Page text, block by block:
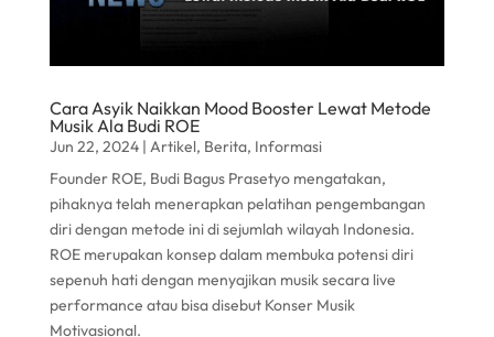
Cara Asyik Naikkan Mood Booster Lewat Metode
Musik Ala Budi ROE
Jun 22, 2024| Artikel, Berita, Informasi
Founder ROE, Budi Bagus Prasetyo mengatakan,
pihaknya telah menerapkan pelatihan pengembangan
diri dengan metode ini di sejumlah wilayah Indonesia.
ROE merupakan konsep dalam membuka potensi diri
sepenuh hati dengan menyajikan musik secara live
performance atau bisa disebut Konser Musik
Motivasional.